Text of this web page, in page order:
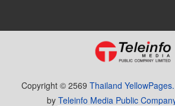
Copyright © 2569 Thailand YellowPages.
by Teleinfo Media Public